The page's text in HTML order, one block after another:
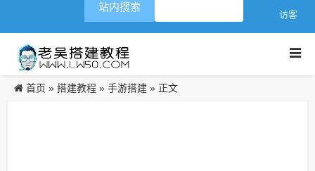
访客
站内搜索
首页 » 搭建教程 » 手游搭建 » 正文